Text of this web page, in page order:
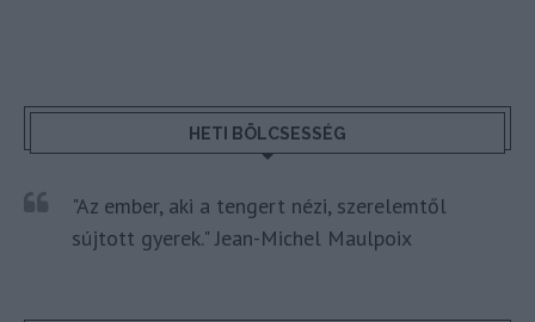
HETI BÖLCSESSÉG
"Az ember, aki a tengert nézi, szerelemtől
sújtott gyerek." Jean-Michel Maulpoix